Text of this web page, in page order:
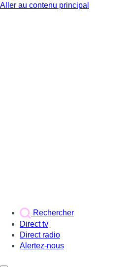
Aller au contenu principal
Rechercher
Direct tv
Direct radio
Alertez-nous